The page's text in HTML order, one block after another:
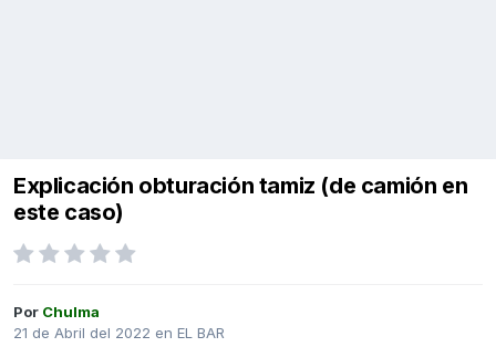
Explicación obturación tamiz (de camión en
este caso)
Por Chulma
21 de Abril del 2022 en EL BAR